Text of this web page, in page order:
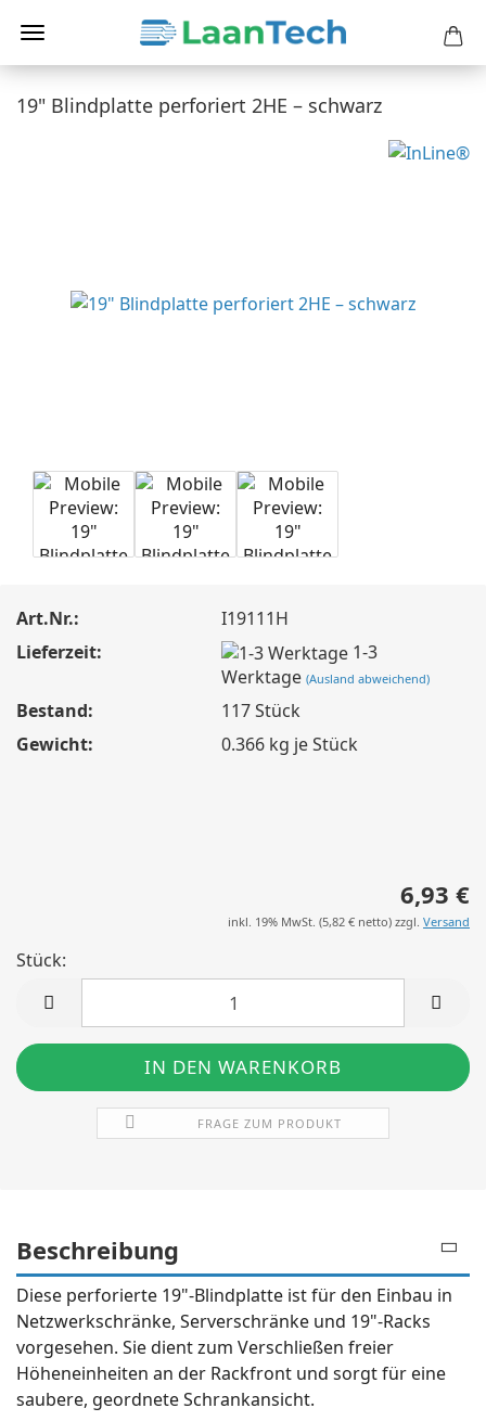
19" Blindplatte perforiert 2HE – schwarz
Art.Nr.:
I19111H
Lieferzeit:
1-3
Werktage(Ausland abweichend)
Bestand: 117Stück
Gewicht:
0.366 kg je Stück
6,93 €
inkl. 19% MwSt. (5,82 € netto) zzgl. Versand
Stück:
Stück
FRAGE ZUM PRODUKT
Beschreibung
Diese perforierte 19"-Blindplatte ist für den Einbau in
Netzwerkschränke, Serverschränke und 19"-Racks
vorgesehen. Sie dient zum Verschließen freier
Höheneinheiten an der Rackfront und sorgt für eine
saubere, geordnete Schrankansicht.